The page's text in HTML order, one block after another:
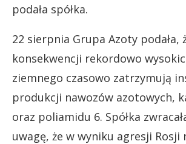
podała spółka.
22 sierpnia Grupa Azoty podała,
konsekwencji rekordowo
ziemnego czasowo zatrzymują
produkcji nawozów azotowych,
oraz poliamidu 6. Spółka
uwagę, że w wyniku agresji Rosji